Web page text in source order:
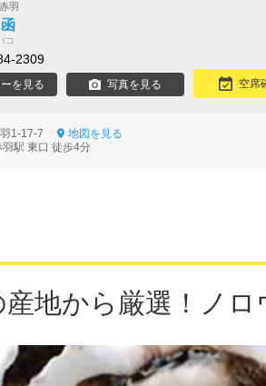
羽
コ
2309
を見る 写真を見る 空席
羽1-17-7
地図を見る
羽駅 東口 徒歩4分
産地から厳選！ノロ